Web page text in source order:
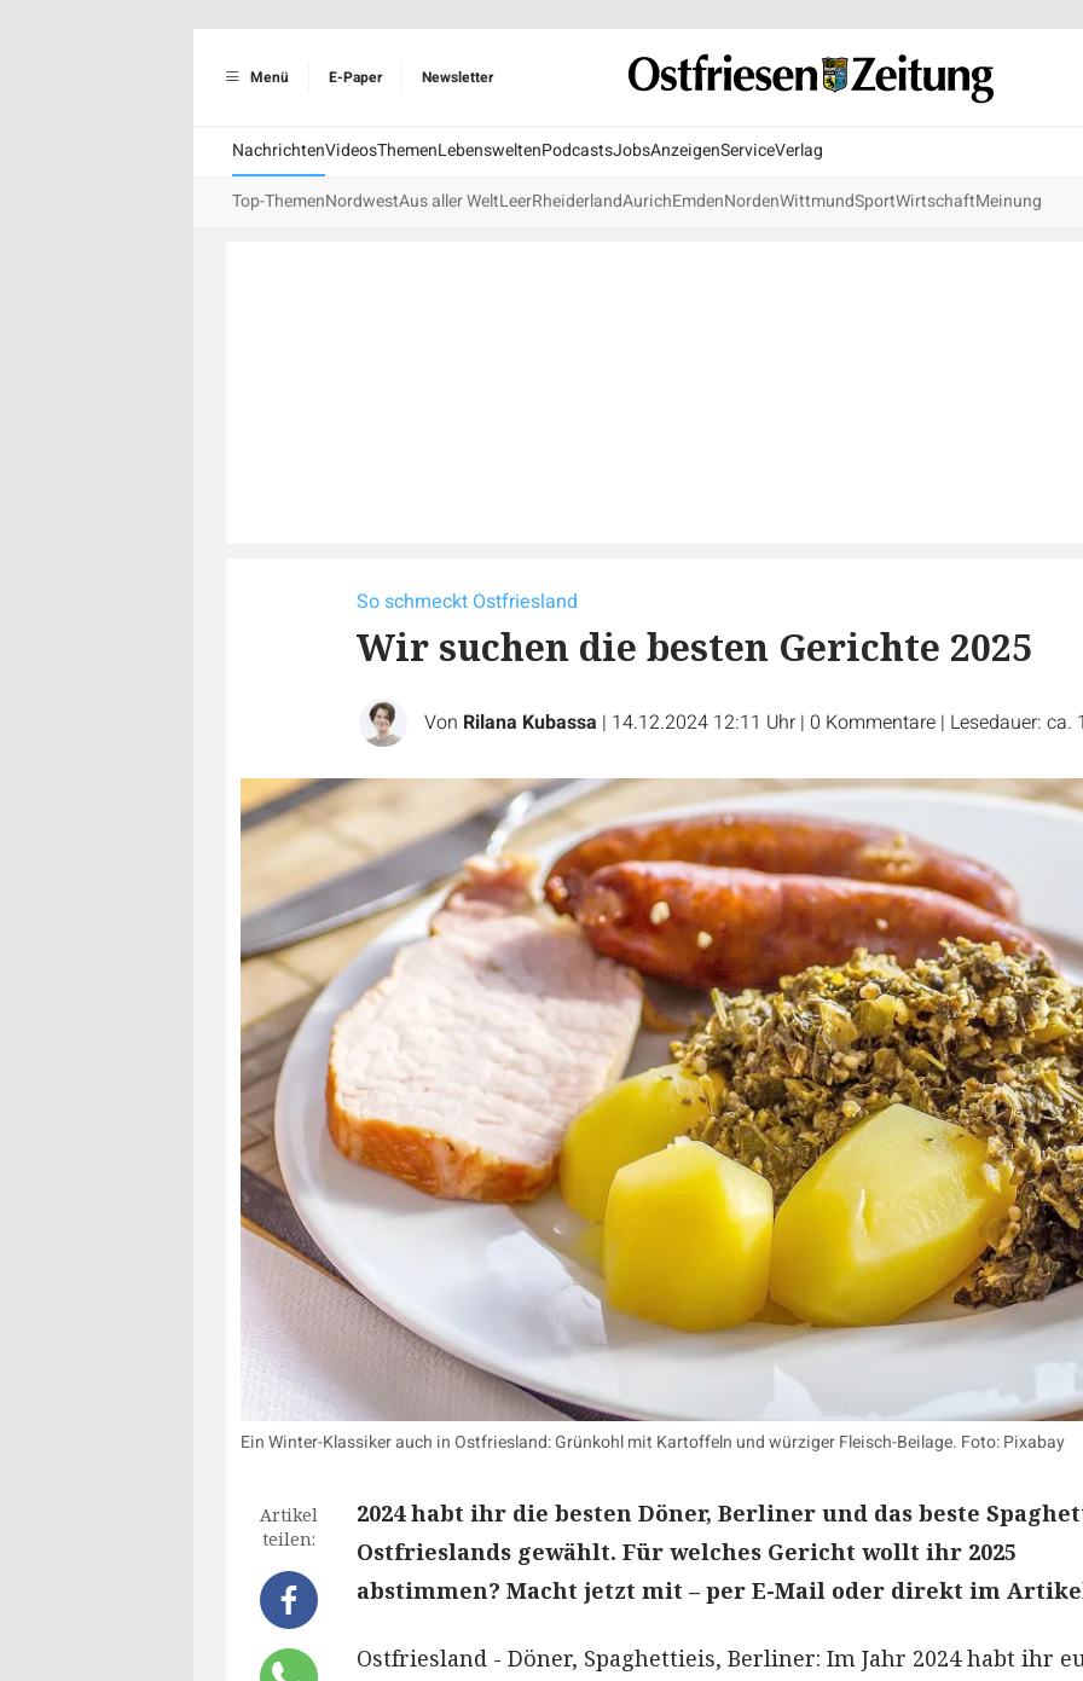
Menü E-Paper Newsletter
NachrichtenVideosThemenLebensweltenPodcastsJobsAnzeigenServiceVerlag
Top-ThemenNordwestAus aller WeltLeerRheiderlandAurichEmdenNordenWittmundSportWirtschaftMeinung
So schmeckt Ostfriesland
Wir suchen die besten Gerichte 2025
Von Rilana Kubassa | 14.12.2024 12:11 Uhr | 0 Kommentare | Lesedauer: ca.
Ein Winter-Klassiker auch in Ostfriesland: Grünkohl mit Kartoffeln und würziger Fleisch-Beilage. Foto: Pixabay
Artikel
teilen:
2024 habt ihr die besten Döner, Berliner und das beste
Ostfrieslands gewählt. Für welches Gericht wollt ihr 2025
abstimmen? Macht jetzt mit – per E-Mail oder direkt im
Ostfriesland - Döner, Spaghettieis, Berliner: Im Jahr 2024 habt ihr